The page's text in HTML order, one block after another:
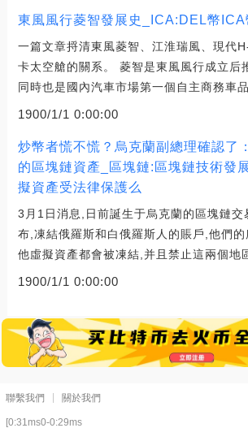
東風風行菱智發展史_ICA:DEL幣ICA
一篇文章捋清東風菱智、江淮瑞風、現代
卡太空艙的關系。 菱智是東風風行成立后
同時也是國內汽車市場第一個自主商務車品
1900/1/1 0:00:00
炒幣者慌不慌？烏克蘭副總理確認了
的區塊鏈資產_區塊鏈:區塊鏈技術發
擬資產受法律保護么
3月1日消息,日前誕生于烏克蘭的區塊鏈
布,凍結俄羅斯和白俄羅斯人的賬戶,他們
他虛擬資產都會被凍結,并且禁止這兩個地
1900/1/1 0:00:00
聯繫我們 關於我們
[0:31ms0-0:29ms